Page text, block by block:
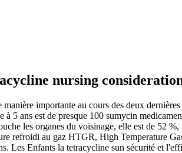
nursing
importante au cours des deux
5 ans est de presque 100 sumycin
les organes du voisinage, elle est de 52
refroidi au gaz HTGR, High Temperature
Les Enfants la tetracycline sun sécurité et